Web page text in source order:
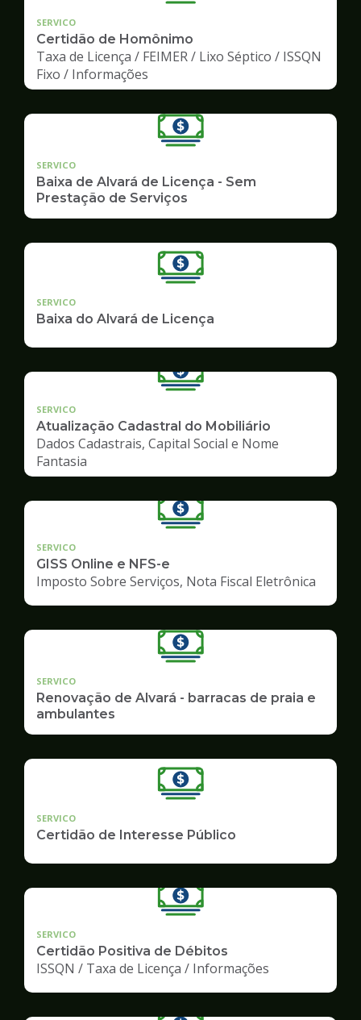
SERVICO
Certidão de Homônimo
Taxa de Licença / FEIMER / Lixo Séptico / ISSQN
Fixo / Informações
SERVICO
Baixa de Alvará de Licença - Sem
Prestação de Serviços
SERVICO
Baixa do Alvará de Licença
SERVICO
Atualização Cadastral do Mobiliário
Dados Cadastrais, Capital Social e Nome
Fantasia
SERVICO
GISS Online e NFS-e
Imposto Sobre Serviços, Nota Fiscal Eletrônica
SERVICO
Renovação de Alvará - barracas de praia e
ambulantes
SERVICO
Certidão de Interesse Público
SERVICO
Certidão Positiva de Débitos
ISSQN / Taxa de Licença / Informações